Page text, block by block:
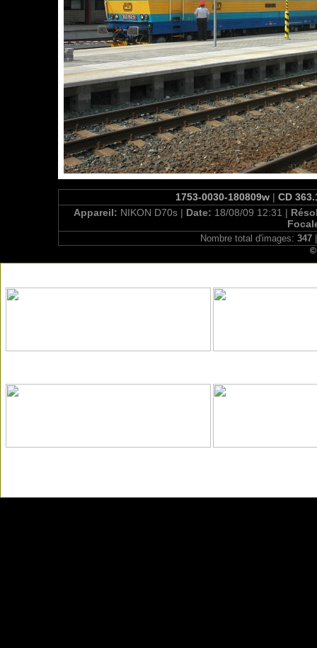
1753-0030-180809w| CD
Appareil: NIKON D70s | Date: 18/08/09 12:31 |
Nombre total d'images: 347|
©